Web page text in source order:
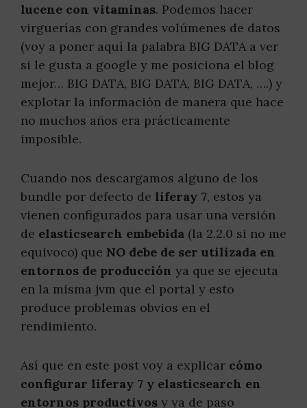
lucene con vitaminas. Podemos hacer
virguerías con grandes volúmenes de datos
(voy a poner aquí la palabra BIG DATA a ver
si le gusta a google y me posiciona el blog
mejor… BIG DATA, BIG DATA, BIG DATA, ….) y
explotar la información de manera que hace
no muchos años era prácticamente
imposible.
Cuando nos descargamos alguno de los
bundle por defecto de liferay 7, estos ya
vienen configurados para usar una versión
de elasticsearch embebida (la 2.2.0 si no me
equivoco) que NO debe de ser utilizada en
entornos de producción ya que se ejecuta
en la misma jvm que el portal y esto
produce problemas obvios en el
rendimiento.
Así que en este post voy a explicar cómo
configurar liferay 7 y elasticsearch en
entornos productivos y ya de paso